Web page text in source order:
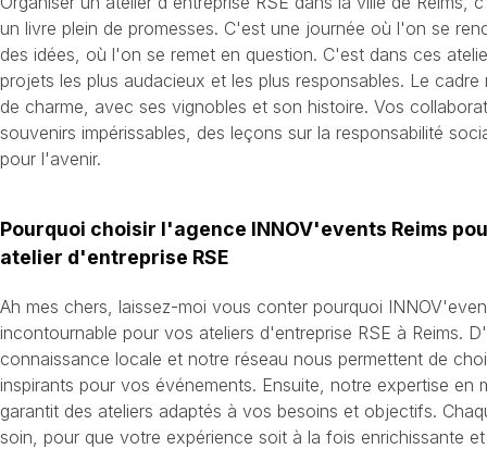
un livre plein de promesses. C'est une journée où l'on se
des idées, où l'on se remet en question. C'est dans ces
projets les plus audacieux et les plus responsables. Le
de charme, avec ses vignobles et son histoire. Vos
souvenirs impérissables, des leçons sur la responsabilité
pour l'avenir.
Pourquoi choisir l'agence INNOV'events Reims
atelier d'entreprise RSE
Ah mes chers, laissez-moi vous conter pourquoi
incontournable pour vos ateliers d'entreprise RSE à Reims.
connaissance locale et notre réseau nous permettent de
inspirants pour vos événements. Ensuite, notre expertise en
garantit des ateliers adaptés à vos besoins et objectifs.
soin, pour que votre expérience soit à la fois enrichissante